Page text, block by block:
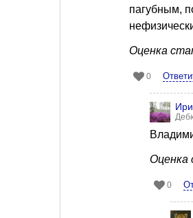
пагубным,
Оценка
0
Оценка
0